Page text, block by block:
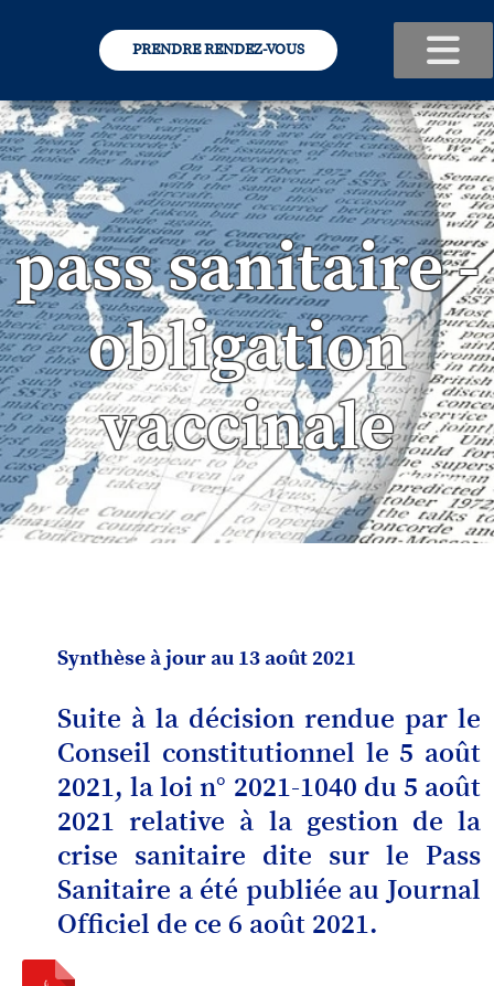
PRENDRE RENDEZ-VOUS
pass sanitaire -
obligation
vaccinale
Synthèse à jour au 13 août 2021
Suite à la décision rendue par le
Conseil constitutionnel le 5 août
2021, la loi n° 2021-1040 du 5 août
2021 relative à la gestion de la
crise sanitaire dite sur le Pass
Sanitaire a été publiée au Journal
Officiel de ce 6 août 2021.